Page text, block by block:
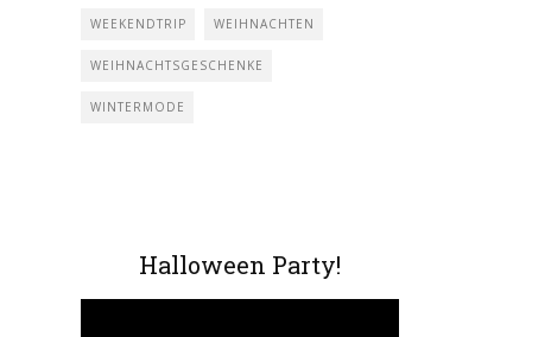
WEEKENDTRIP WEIHNACHTEN
WEIHNACHTSGESCHENKE
WINTERMODE
Halloween Party!